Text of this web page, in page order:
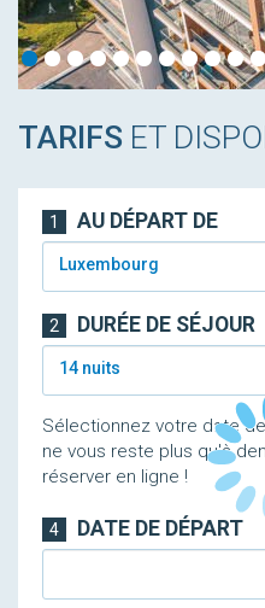
TARIFS ET
1 AU DÉPART DE
Luxembourg
2 DURÉE DE SÉJOUR
14 nuits
Sélectionnez votre date
ne vous reste plus qu'à
réserver en ligne !
4 DATE DE DÉPART